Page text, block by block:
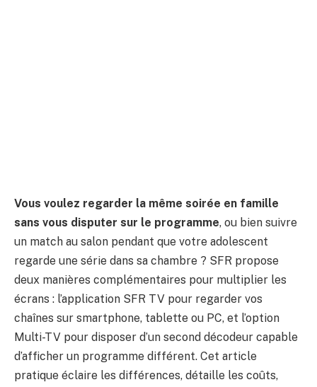
Vous voulez regarder la même soirée en famille
sans vous disputer sur le programme, ou bien suivre
un match au salon pendant que votre adolescent
regarde une série dans sa chambre ? SFR propose
deux manières complémentaires pour multiplier les
écrans : l’application SFR TV pour regarder vos
chaînes sur smartphone, tablette ou PC, et l’option
Multi-TV pour disposer d’un second décodeur capable
d’afficher un programme différent. Cet article
pratique éclaire les différences, détaille les coûts,